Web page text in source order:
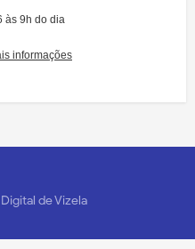
Digital de Vizela